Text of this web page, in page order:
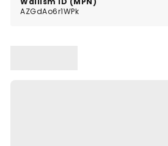
AZGdAo6r1WPk